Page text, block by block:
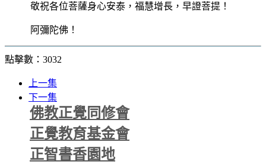
敬祝各位菩薩身心安泰，福慧增長，早證菩提！
阿彌陀佛！
點擊數：3032
上一集
下一集
佛教正覺同修會
正覺教育基金會
正智書香園地